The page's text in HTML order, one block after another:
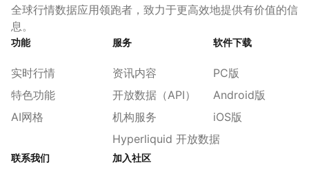
全球行情数据应用领跑者，致力于更高效地提供有价值的信
息。
功能
实时行情
特色功能
AI网格
服务
资讯内容
开放数据（API）
机构服务
Hyperliquid 开放数据
软件下载
PC版
Android版
iOS版
联系我们 加入社区